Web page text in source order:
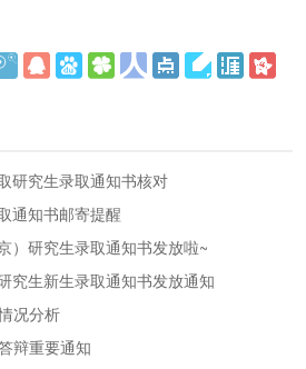
研究生录取通知书核对
通知书邮寄提醒
）研究生录取通知书发放啦~
究生新生录取通知书发放通知
况分析
辩重要通知